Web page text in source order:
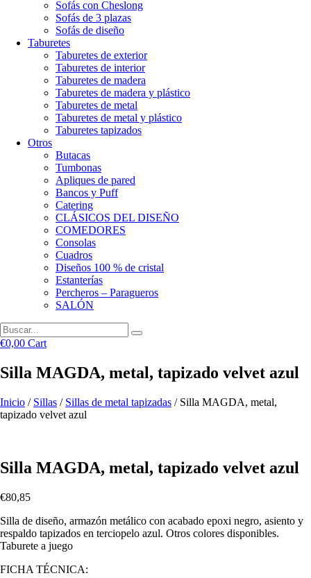
Sofás con Cheslong
Sofás de 3 plazas
Sofás de diseño
Taburetes
Taburetes de exterior
Taburetes de interior
Taburetes de madera
Taburetes de madera y plástico
Taburetes de metal
Taburetes de metal y plástico
Taburetes tapizados
Otros
Butacas
Tumbonas
Apliques de pared
Bancos y Puff
Catering
CLÁSICOS DEL DISEÑO
COMEDORES
Consolas
Cuadros
Diseños 100 % de cristal
Estanterías
Percheros – Paragueros
SALÓN
€0,00 Cart
Silla MAGDA, metal, tapizado velvet azul
Inicio / Sillas / Sillas de metal tapizadas / Silla MAGDA, metal,
tapizado velvet azul
Silla MAGDA, metal, tapizado velvet azul
€80,85
Silla de diseño, armazón metálico con acabado epoxi negro, asiento y
respaldo tapizados en terciopelo azul. Otros colores disponibles.
Taburete a juego
FICHA TÉCNICA: